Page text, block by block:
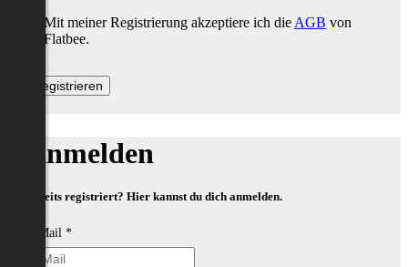
Mit meiner Registrierung akzeptiere ich die AGB von
Flatbee.
Anmelden
Bereits registriert? Hier kannst du dich anmelden.
E-Mail *